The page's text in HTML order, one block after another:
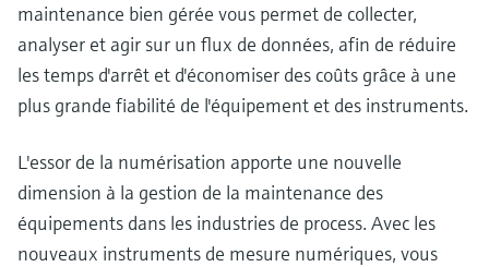
maintenance bien gérée vous permet de collecter,
analyser et agir sur un flux de données, afin de réduire
les temps d'arrêt et d'économiser des coûts grâce à une
plus grande fiabilité de l'équipement et des instruments.
L'essor de la numérisation apporte une nouvelle
dimension à la gestion de la maintenance des
équipements dans les industries de process. Avec les
nouveaux instruments de mesure numériques, vous